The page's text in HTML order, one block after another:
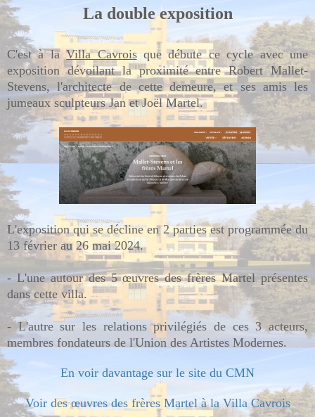
La double exposition
C'est à laVilla Cavroisque débute ce cycle avec une
exposition dévoilant la proximité entre Robert Mallet-
Stevens, l'architecte de cette demeure, et ses amis les
jumeaux sculpteurs Jan et Joël Martel.
L'exposition qui se décline en 2 partiesest programmée du
13 février au 26 mai 2024.
- L'une autour des 5 œuvres des frères Martel présentes
dans cette villa.
- L'autre sur les relations privilégiés de ces 3 acteurs,
membres fondateurs de l'Union des Artistes Modernes.
En voir davantage sur le site du CMN
Voir des œuvres des frères Martel à la Villa Cavrois